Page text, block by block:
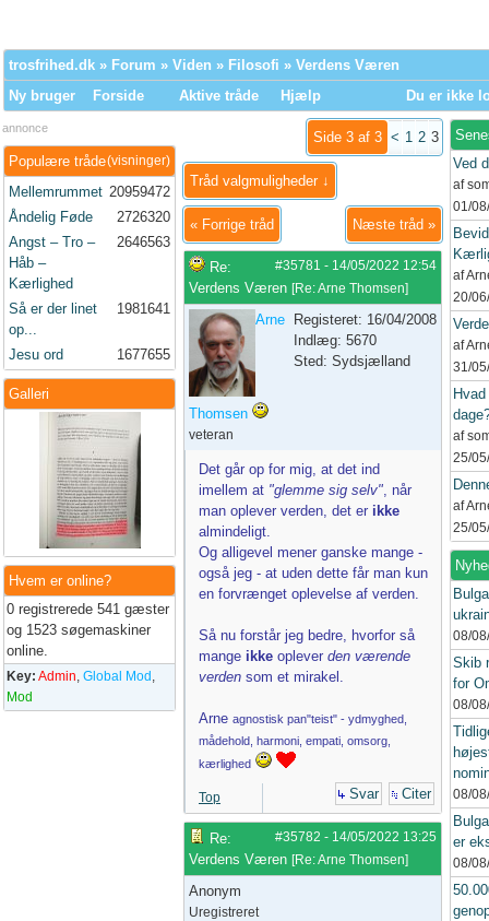
trosfrihed.dk » Forum » Viden » Filosofi » Verdens Væren
Ny bruger
Forside Aktive tråde Hjælp Du er ikke
annonce
(visninger)
Populære tråde
Mellemrummet 20959472
Åndelig Føde
2726320
Angst – Tro –
Håb –
Kærlighed
2646563
Så er der linet
op...
1981641
Jesu ord 1677655
Galleri
Hvem er online?
0 registrerede 541 gæster
og 1523 søgemaskiner
online.
Key: Admin, Global Mod ,
Mod
Side 3 af 3 < 1 2 3
Tråd valgmuligheder ↓
« Forrige tråd Næste tråd »
#35781 - 14/05/2022 12:54
Re:
Verdens Væren [Re: Arne Thomsen]
Arne
Thomsen
veteran
Registeret: 16/04/2008
Indlæg: 5670
Sted: Sydsjælland
Det går op for mig, at det ind
imellem at "glemme sig selv", når
man oplever verden, det er ikke
almindeligt.
Og alligevel mener ganske mange -
også jeg - at uden dette får man kun
en forvrænget oplevelse af verden.
Så nu forstår jeg bedre, hvorfor så
mange ikke oplever den værende
verden som et mirakel.
Arne agnostisk pan"teist" - ydmyghed,
mådehold, harmoni, empati, omsorg,
kærlighed
Top Svar Citer
#35782 - 14/05/2022 13:25
Re:
Verdens Væren [Re: Arne Thomsen]
Anonym
Uregistreret
Ved
af
01/
af
20/
af
31/
af
25/
af
25/
08/
Skib
for
08/
08/
er
08/